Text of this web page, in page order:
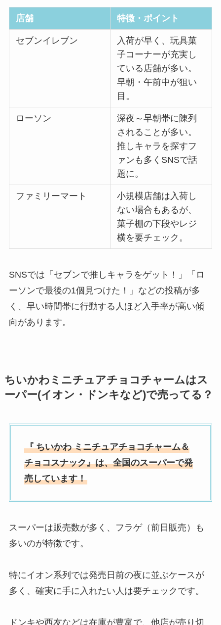
店舗 特徴・ポイント
セブンイレブン
入荷が早く、玩具菓
子コーナーが充実し
ている店舗が多い。
早朝・午前中が狙い
目。
ローソン
深夜～早朝帯に陳列
されることが多い。
推しキャラを探すフ
ァンも多くSNSで話
題に。
ファミリーマート
小規模店舗は入荷し
ない場合もあるが、
菓子棚の下段やレジ
横を要チェック。
SNSでは「セブンで推しキャラをゲット！」「ロ
ーソンで最後の1個見つけた！」などの投稿が多
く、早い時間帯に行動する人ほど入手率が高い傾
向があります。
ちいかわミニチュアチョコチャームはス
ーパー(イオン・ドンキなど)で売ってる？
『 ちいかわ ミニチュアチョコチャーム＆
チョコスナック』は、全国のスーパーで発
売しています！
スーパーは販売数が多く、フラゲ（前日販売）も
多いのが特徴です。
特にイオン系列では発売日前の夜に並ぶケースが
多く、確実に手に入れたい人は要チェックです。
ドンキや西友などは在庫が豊富で、他店が売り切